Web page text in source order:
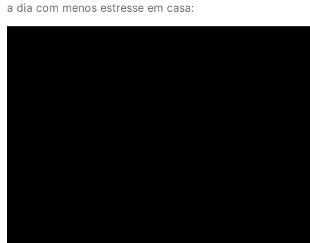
a dia com menos estresse em casa: